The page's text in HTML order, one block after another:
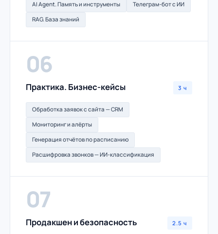
AI Agent. Память и инструменты
Телеграм-бот с ИИ
RAG. База знаний
06
Практика. Бизнес-кейсы 3 ч
Обработка заявок с сайта — CRM
Мониторинг и алёрты
Генерация отчётов по расписанию
Расшифровка звонков — ИИ-классификация
07
Продакшен и безопасность 2.5 ч